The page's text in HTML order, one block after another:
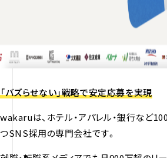
「バズらせない」戦略で安定応募を実現
wakaruは、ホテル・アパレル・銀行など
つSNS採用の専門会社です。